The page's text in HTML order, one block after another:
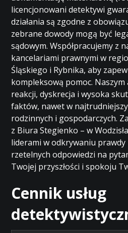
licencjonowani detektywi
działania są zgodne z
zebrane dowody mogą być
sądowym. Współpracujemy z
kancelariami prawnymi w
Śląskiego i Rybnika, aby
kompleksową pomoc.
reakcji, dyskrecja i wysoka
faktów, nawet w
rodzinnych i gospodarczych.
z Biura Stegienko – w
liderami w odkrywaniu
rzetelnych odpowiedzi na
Twojej przyszłości i spokoju
Cennik usług